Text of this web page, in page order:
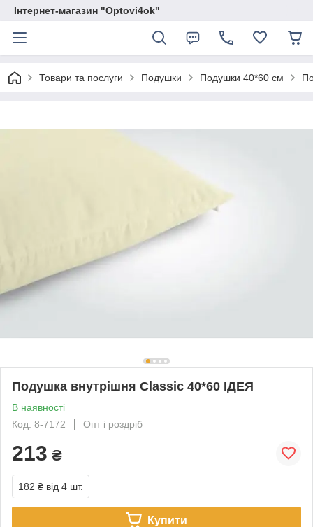
Інтернет-магазин "Optovi4ok"
Товари та послуги Подушки Подушки 40*60 см
Подушка внутрішня Classic 40*60 ІДЕЯ
В наявності
Код: 8-7172
Опт і роздріб
213 ₴
182 ₴ від 4 шт.
Купити